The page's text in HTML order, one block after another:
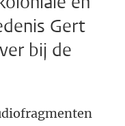
Gert
bij de